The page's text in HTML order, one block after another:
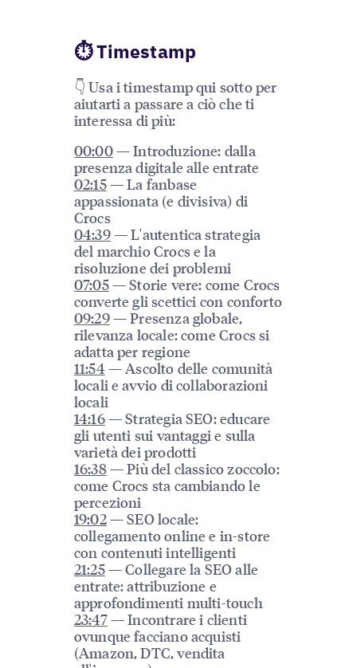
⏱ Timestamp
👇 Usa i timestamp qui sotto per
aiutarti a passare a ciò che ti
interessa di più:
00:00— Introduzione: dalla
presenza digitale alle entrate
02:15— La fanbase
appassionata (e divisiva) di
Crocs
04:39— L'autentica strategia
del marchio Crocs e la
risoluzione dei problemi
07:05— Storie vere: come Crocs
converte gli scettici con conforto
09:29— Presenza globale,
rilevanza locale: come Crocs si
adatta per regione
11:54— Ascolto delle comunità
locali e avvio di collaborazioni
locali
14:16— Strategia SEO: educare
gli utenti sui vantaggi e sulla
varietà dei prodotti
16:38— Più del classico zoccolo:
come Crocs sta cambiando le
percezioni
19:02— SEO locale:
collegamento online e in-store
con contenuti intelligenti
21:25— Collegare la SEO alle
entrate: attribuzione e
approfondimenti multi-touch
23:47— Incontrare i clienti
ovunque facciano acquisti
(Amazon, DTC, vendita